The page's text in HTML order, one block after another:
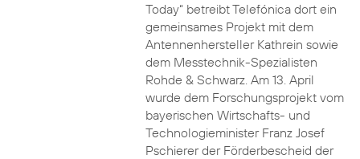
Today“ betreibt Telefónica dort ein
gemeinsames Projekt mit dem
Antennenhersteller Kathrein sowie
dem Messtechnik-Spezialisten
Rohde & Schwarz. Am 13. April
wurde dem Forschungsprojekt vom
bayerischen Wirtschafts- und
Technologieminister Franz Josef
Pschierer der Förderbescheid der